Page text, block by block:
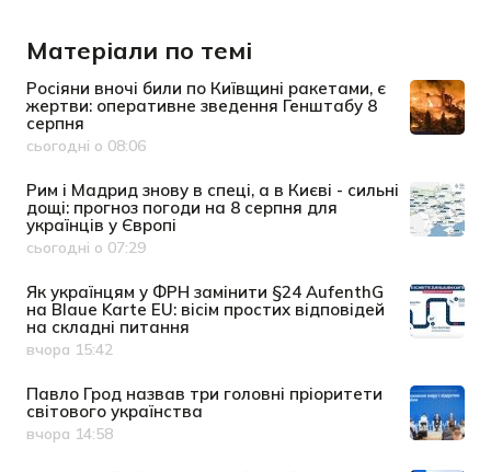
Матеріали по темі
Росіяни вночі били по Київщині ракетами, є
жертви: оперативне зведення Генштабу 8
серпня
Дата публікації
сьогодні о 08:06
Рим і Мадрид знову в спеці, а в Києві - сильні
дощі: прогноз погоди на 8 серпня для
українців у Європі
Дата публікації
сьогодні о 07:29
Як українцям у ФРН замінити §24 AufenthG
на Blaue Karte EU: вісім простих відповідей
на складні питання
Дата публікації
вчора 15:42
Павло Грод назвав три головні пріоритети
світового українства
Дата публікації
вчора 14:58